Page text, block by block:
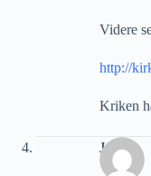
Videre
http://
Kriken
John